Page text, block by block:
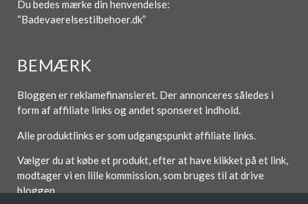
Du bedes mærke din henvendelse:
“Badevaerelsestilbehoer.dk”
BEMÆRK
Bloggen er reklamefinansieret. Der annonceres således i
form af affiliate links og andet sponseret indhold.
Alle produktlinks er som udgangspunkt affiliate links.
Vælger du at købe et produkt, efter at have klikket på et link,
modtager vi en lille kommission, som bruges til at drive
bloggen.